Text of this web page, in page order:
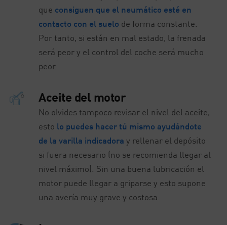
que consiguen que el neumático esté en
contacto con el suelo de forma constante.
Por tanto, si están en mal estado, la frenada
será peor y el control del coche será mucho
peor.
Aceite del motor
No olvides tampoco revisar el nivel del aceite,
esto lo puedes hacer tú mismo ayudándote
de la varilla indicadora y rellenar el depósito
si fuera necesario (no se recomienda llegar al
nivel máximo). Sin una buena lubricación el
motor puede llegar a griparse y esto supone
una avería muy grave y costosa.